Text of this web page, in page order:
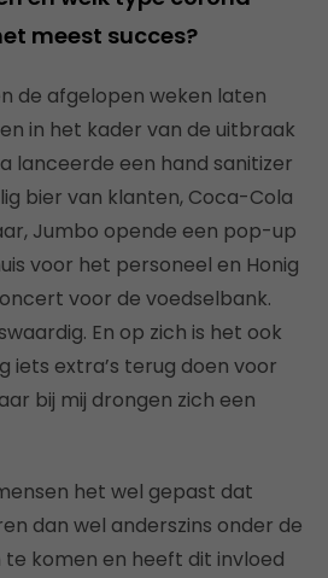
meest succes?
de afgelopen weken laten
in het kader van de uitbraak
lanceerde een hand sanitizer
bier van klanten, Coca-Cola
Jumbo opende een pop-up
voor het personeel en Honig
voor de voedselbank.
En op zich is het ook
iets extra’s terug doen voor
bij mij drongen zich een
het wel gepast dat
dan wel anderszins onder de
komen en heeft dit invloed